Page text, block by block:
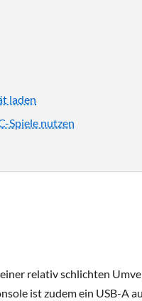
laden
Spiele nutzen
relativ schlichten
ist zudem ein USB-A